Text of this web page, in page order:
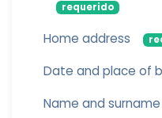
requerido
Home address
Date and place of
Name and surname